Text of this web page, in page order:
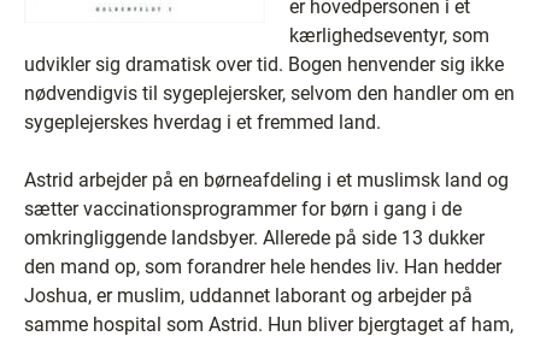
er hovedpersonen i et
kærlighedseventyr, som
udvikler sig dramatisk over tid. Bogen henvender sig ikke
nødvendigvis til sygeplejersker, selvom den handler om en
sygeplejerskes hverdag i et fremmed land.
Astrid arbejder på en børneafdeling i et muslimsk land og
sætter vaccinationsprogrammer for børn i gang i de
omkringliggende landsbyer. Allerede på side 13 dukker
den mand op, som forandrer hele hendes liv. Han hedder
Joshua, er muslim, uddannet laborant og arbejder på
samme hospital som Astrid. Hun bliver bjergtaget af ham,